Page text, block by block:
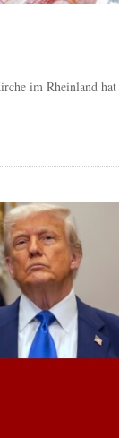
im Rheinland hat